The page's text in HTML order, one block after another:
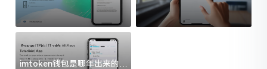
过来人告诉你门道
渠道避坑指南
imtoken钱包是哪年出来的？